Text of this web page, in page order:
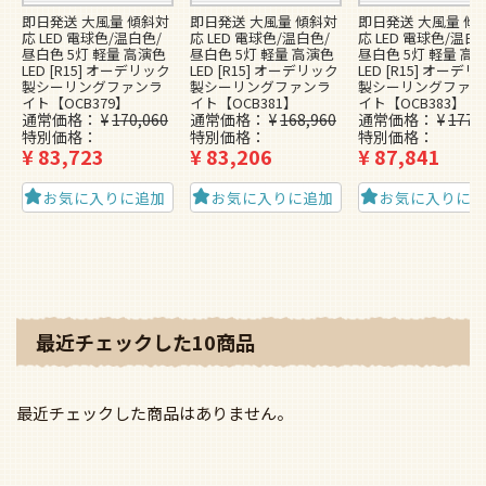
即日発送 大風量 傾斜対
応 LED 電球色/温白色/
昼白色 5灯 軽量 高演色
LED [R15] オーデリック
製シーリングファンラ
イト【OCB379】
通常価格 ¥170,060
特別価格
¥83,723
お気に入りに追加
即日発送 大風量 傾斜対
応 LED 電球色/温白色/
昼白色 5灯 軽量 高演色
LED [R15] オーデリック
製シーリングファンラ
イト【OCB381】
通常価格 ¥168,960
特別価格
¥83,206
お気に入りに追加
即日発送 大風量 傾
応 LED 電球色/温白
昼白色 5灯 軽量 高
LED [R15] オーデリ
製シーリングファ
イト【OCB383】
通常価格 ¥
特別価格
¥87,841
お気に入りに
最近チェックした10商品
最近チェックした商品はありません。